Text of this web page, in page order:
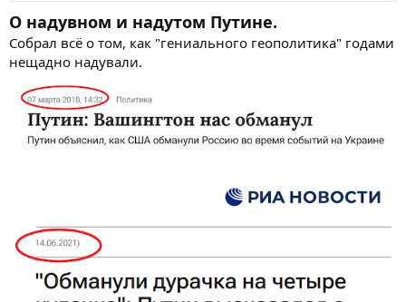
О надувном и надутом Путине.
Собрал всё о том, как "гениального геополитика" годами
нещадно надували.